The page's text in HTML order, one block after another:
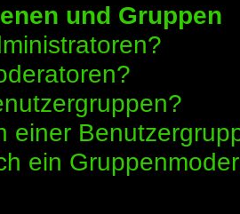
und Gruppen
einer
ein